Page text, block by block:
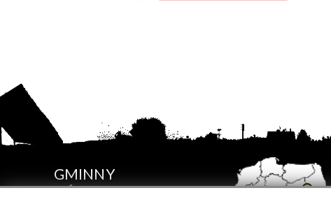
GMINNY
OŚRODEK